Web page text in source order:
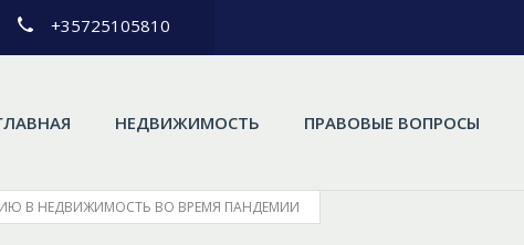
+35725105810
НЕДВИЖИМОСТЬ ПРАВОВЫЕ ВОПРОСЫ
В НЕДВИЖИМОСТЬ ВО ВРЕМЯ ПАНДЕМИИ